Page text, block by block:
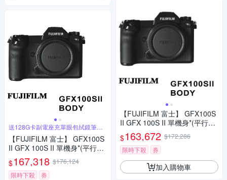
送128G卡副電座充單眼包拭鏡筆背
帶
【FUJIFILM 富士】 GFX100S
II GFX 100S II 單機身*(平行輸
入)
$167,318 $176,124
限時下殺
券
【FUJIFILM 富士】 GFX100S
II GFX 100S II 單機身*(平行輸
入)
$163,672 $172,286
限時下殺
券
加入購物車